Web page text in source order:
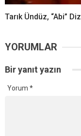
Tarık Ündüz, “Abi”
YORUMLAR
Bir yanıt yazın
Yorum *